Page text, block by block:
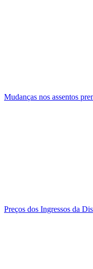
Mudanças nos assentos
Preços dos Ingressos da